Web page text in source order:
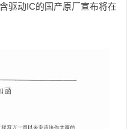
驱动IC的国产原厂宣布将在